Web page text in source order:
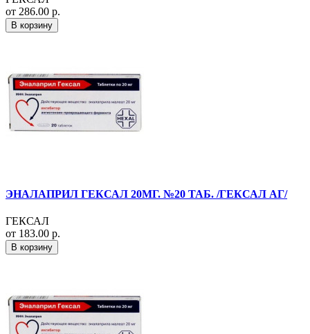
от 286.00 р.
В корзину
ЭНАЛАПРИЛ ГЕКСАЛ 20МГ. №20 ТАБ. /ГЕКСАЛ АГ/
ГЕКСАЛ
от 183.00 р.
В корзину